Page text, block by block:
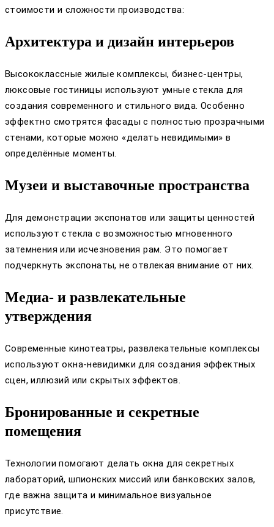
стоимости и сложности производства:
Архитектура и дизайн интерьеров
Высококлассные жилые комплексы, бизнес-центры,
люксовые гостиницы используют умные стекла для
создания современного и стильного вида. Особенно
эффектно смотрятся фасады с полностью прозрачными
стенами, которые можно «делать невидимыми» в
определённые моменты.
Музеи и выставочные пространства
Для демонстрации экспонатов или защиты ценностей
используют стекла с возможностью мгновенного
затемнения или исчезновения рам. Это помогает
подчеркнуть экспонаты, не отвлекая внимание от них.
Медиа- и развлекательные
утверждения
Современные кинотеатры, развлекательные комплексы
используют окна-невидимки для создания эффектных
сцен, иллюзий или скрытых эффектов.
Бронированные и секретные
помещения
Технологии помогают делать окна для секретных
лабораторий, шпионских миссий или банковских залов,
где важна защита и минимальное визуальное
присутствие.